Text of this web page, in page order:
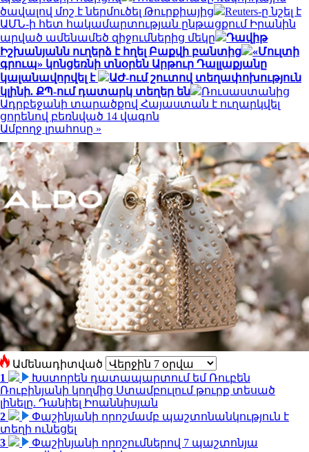
ծավալով մոշ է ներմուծել Թուրքիայից
Reuters-ը նշել է
ԱՄՆ-ի հետ հակամարտության ընթացքում Իրանին
արված ամենամեծ զիջումներից մեկը
Դավիթ
Իշխանյանն ուղերձ է հղել Բաքվի բանտից
«Մուլտի
գրուպ» կոնցեռնի տնօրեն Արթուր Դալլաքյանը
կալանավորվել է
ԱԺ-ում շուտով տեղափոխություն
կլինի. ՔՊ-ում դատարկ տեղեր են
Ռուսաստանից
Ադրբեջանի տարածքով Հայաստան է ուղարկվել
ցորենով բեռնված 14 վագոն
Ամբողջ լրահոսը »
Ամենադիտված
1
Խստորեն դատապարտում եմ Ռուբեն
Ռուբինյանի կողմից Ստամբուլում թուրք տեսած
լինելը. Դանիել Իոաննիսյան
2
Փաշինյանի որոշմամբ պաշտոնանկություն է
տեղի ունեցել
3
Փաշինյանի որոշումներով 7 պաշտոնյա